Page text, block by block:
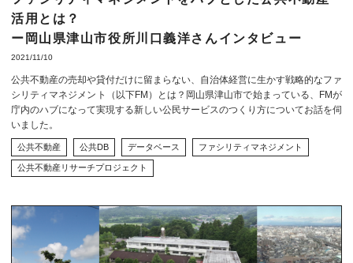
活用とは？
ー岡山県津山市役所川口義洋さんインタビュー
2021/11/10
公共不動産の売却や貸付だけに留まらない、自治体経営に生かす戦略的なファ
シリティマネジメント（以下FM）とは？岡山県津山市で始まっている、FMが
庁内のハブになって実現する新しい公民サービスのつくり方についてお話を伺
いました。
公共不動産 公共DB データベース ファシリティマネジメント
公共不動産リサーチプロジェクト